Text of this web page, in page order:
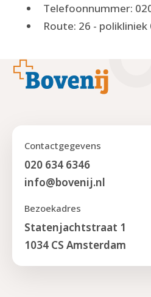
Telefoonnummer:
Route: 26 -
Footer
Contactgegevens
020 634 6346
info@bovenij.nl
Bezoekadres
Statenjachtstraat 1
1034 CS Amsterdam